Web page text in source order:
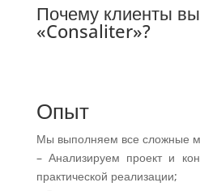
Почему клиенты
«Consaliter»?
Опыт
Мы выполняем все сложные
– Анализируем проект и
практической реализации;